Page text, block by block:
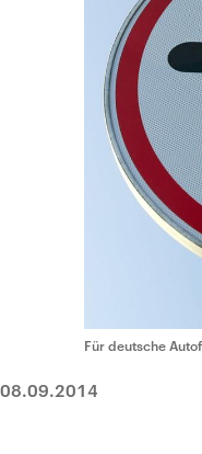
Für deutsche
08.09.2014